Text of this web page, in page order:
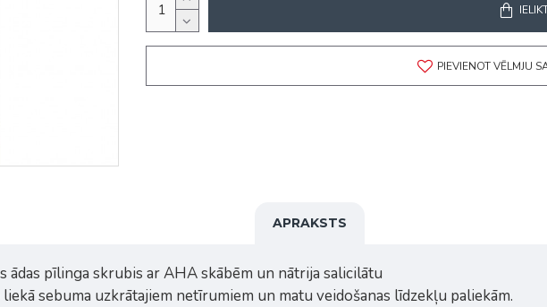
PIEVIENOT VĒLMJU
APRAKSTS
ādas pīlinga skrubis ar AHA skābēm un nātrija salicilātu
sebuma uzkrātajiem netīrumiem un matu veidošanas līdzekļu paliekām.